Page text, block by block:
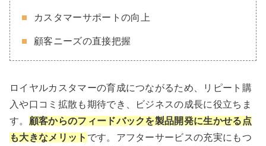
カスタマーサポートの向上
顧客ニーズの直接把握
ロイヤルカスタマーの育成につながるため、リピート購
入や口コミ拡散も期待でき、ビジネスの成長に役立ちま
す。 顧客からのフィードバックを製品開発に生かせる点
も大きなメリット です。アフターサービスの充実にもつ